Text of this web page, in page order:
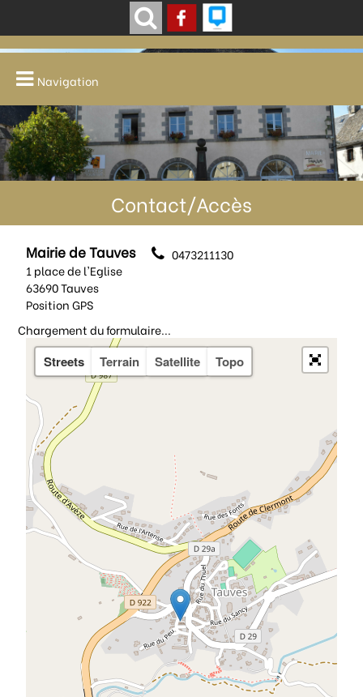
Navigation
Contact/Accès
Mairie de Tauves
1 place de l'Eglise
63690 Tauves
Position GPS
0473211130
Chargement du formulaire...
Streets Terrain Satellite Topo